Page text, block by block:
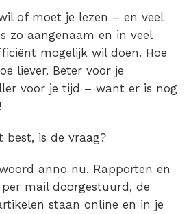
of moet je lezen – en veel
zo aangenaam en in veel
mogelijk wil doen. Hoe
liever. Beter voor je
voor je tijd – want er is nog
best, is de vraag?
anno nu. Rapporten en
mail doorgestuurd, de
staan online en in je